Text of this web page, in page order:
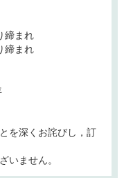
締まれ
締まれ
を深くお詫びし，訂
いません。